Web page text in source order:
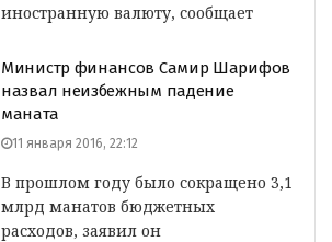
иностранную валюту, сообщает
Министр финансов Самир Шарифов
назвал неизбежным падение
маната
11 января 2016, 22:12
В прошлом году было сокращено 3,1
млрд манатов бюджетных
расходов, заявил он